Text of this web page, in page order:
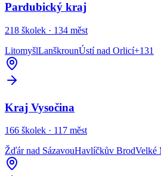
Pardubický kraj
218 školek · 134 měst
LitomyšlLanškrounÚstí nad Orlicí+131
Kraj Vysočina
166 školek · 117 měst
Žďár nad SázavouHavlíčkův BrodVelké